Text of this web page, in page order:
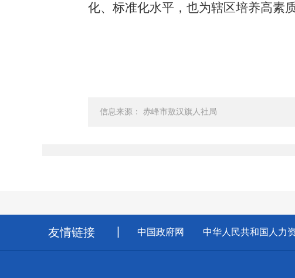
化、标准化水平，也为辖区培养高素
信息来源： 赤峰市敖汉旗人社局
友情链接 中国政府网 中华人民共和国人力